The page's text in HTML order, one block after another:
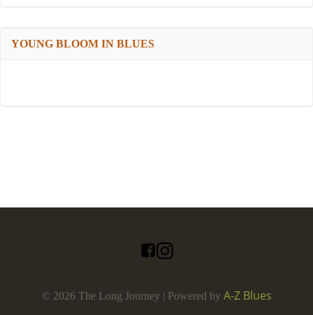
YOUNG BLOOM IN BLUES
© 2026 The Long Journey | Powered by A-Z Blues